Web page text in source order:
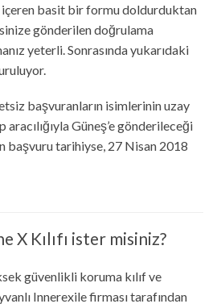
basit bir formu doldurduktan
gönderilen doğrulama
yeterli. Sonrasında yukarıdaki
başvuranların isimlerinin uzay
Güneş’e gönderileceği
başvuru tarihiyse, 27 Nisan 2018
X Kılıfı ister misiniz?
güvenlikli koruma kılıf ve
Innerexile firması tarafından